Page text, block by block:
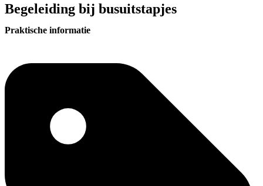
Begeleiding bij busuitstapjes
Praktische informatie